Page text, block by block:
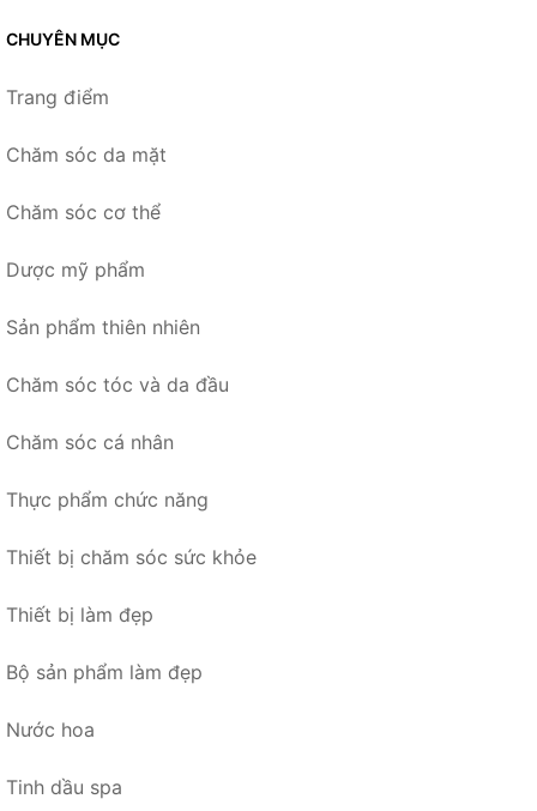
CHUYÊN MỤC
Trang điểm
Chăm sóc da mặt
Chăm sóc cơ thể
Dược mỹ phẩm
Sản phẩm thiên nhiên
Chăm sóc tóc và da đầu
Chăm sóc cá nhân
Thực phẩm chức năng
Thiết bị chăm sóc sức khỏe
Thiết bị làm đẹp
Bộ sản phẩm làm đẹp
Nước hoa
Tinh dầu spa